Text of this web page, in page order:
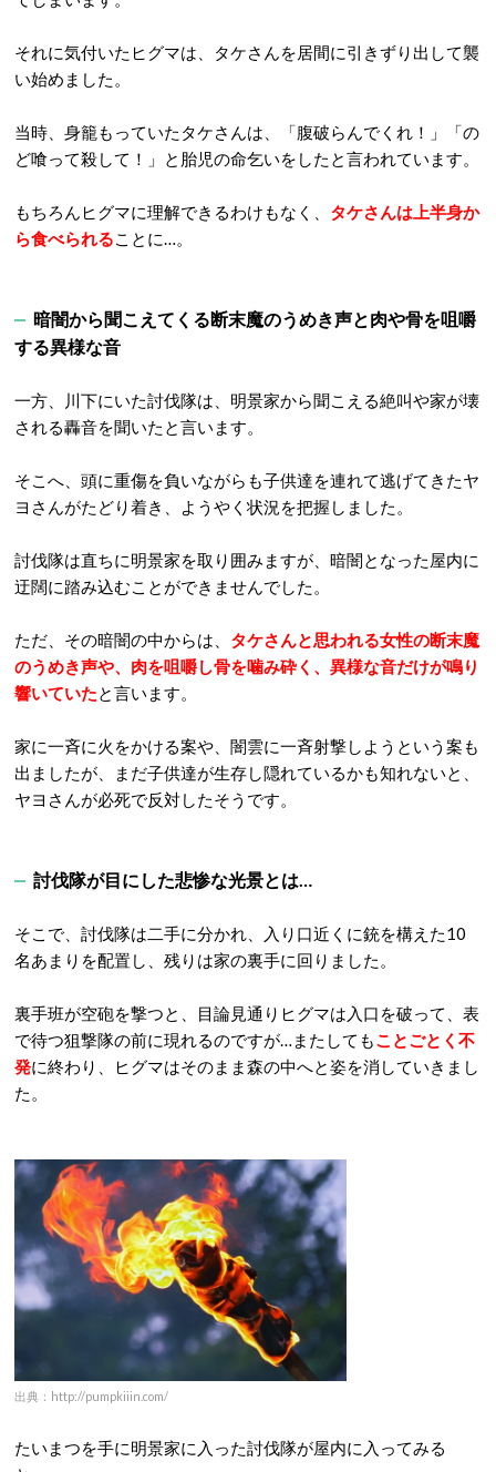
それに気付いたヒグマは、タケさんを居間に引きずり出して襲
い始めました。
当時、身籠もっていたタケさんは、「腹破らんでくれ！」「の
ど喰って殺して！」と胎児の命乞いをしたと言われています。
もちろんヒグマに理解できるわけもなく、 タケさんは上半身か
ら食べられることに…。
暗闇から聞こえてくる断末魔のうめき声と肉や骨を咀嚼
する異様な音
一方、川下にいた討伐隊は、明景家から聞こえる絶叫や家が壊
される轟音を聞いたと言います。
そこへ、頭に重傷を負いながらも子供達を連れて逃げてきたヤ
ヨさんがたどり着き、ようやく状況を把握しました。
討伐隊は直ちに明景家を取り囲みますが、暗闇となった屋内に
迂闊に踏み込むことができませんでした。
ただ、その暗闇の中からは、 タケさんと思われる女性の断末魔
のうめき声や、肉を咀嚼し骨を噛み砕く、異様な音だけが鳴り
響いていたと言います。
家に一斉に火をかける案や、闇雲に一斉射撃しようという案も
出ましたが、まだ子供達が生存し隠れているかも知れないと、
ヤヨさんが必死で反対したそうです。
討伐隊が目にした悲惨な光景とは…
そこで、討伐隊は二手に分かれ、入り口近くに銃を構えた10
名あまりを配置し、残りは家の裏手に回りました。
裏手班が空砲を撃つと、目論見通りヒグマは入口を破って、表
で待つ狙撃隊の前に現れるのですが…またしてもことごとく不
発に終わり、ヒグマはそのまま森の中へと姿を消していきまし
た。
出典：http://pumpkiiin.com/
たいまつを手に明景家に入った討伐隊が屋内に入ってみる